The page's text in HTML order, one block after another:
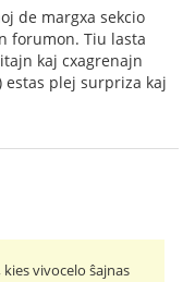
de margxa sekcio
forumon. Tiu lasta
kaj cxagrenajn
estas plej surpriza kaj
vivocelo ŝajnas